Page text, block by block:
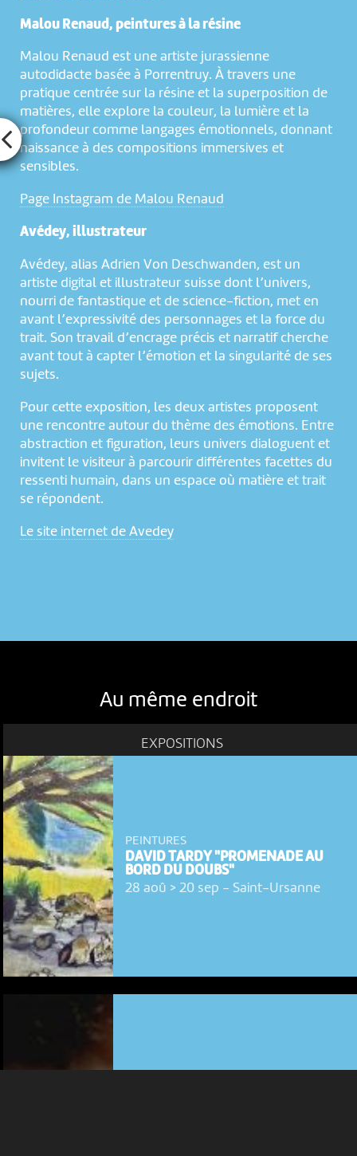
NOUS UTILISONS DES COOKIES
En poursuivant votre navigation sur le culturoscoPe site vous
consentez à l’utilisation de cookies. Les cookies nous
permettent d'analyser le trafic, d’affiner les contenus mis à
Malou Renaud, peintures à la résine
Malou Renaud est une artiste jurassienne
autodidacte basée à Porrentruy. À travers une
pratique centrée sur la résine et la superposition de
matières, elle explore la couleur, la lumière et la
profondeur comme langages émotionnels, donnant
naissance à des compositions immersives et
sensibles.
Page Instagram de Malou Renaud
Avédey, illustrateur
Avédey, alias Adrien Von Deschwanden, est un
artiste digital et illustrateur suisse dont l’univers,
nourri de fantastique et de science-fiction, met en
avant l’expressivité des personnages et la force du
trait. Son travail d’encrage précis et narratif cherche
avant tout à capter l’émotion et la singularité de ses
sujets.
Pour cette exposition, les deux artistes proposent
une rencontre autour du thème des émotions. Entre
abstraction et figuration, leurs univers dialoguent et
invitent le visiteur à parcourir différentes facettes du
ressenti humain, dans un espace où matière et trait
se répondent.
Le site internet de Avedey
Au même endroit
EXPOSITIONS
PEINTURES
DAVID TARDY "PROMENADE AU
BORD DU DOUBS"
28 aoû > 20 sep - Saint-Ursanne